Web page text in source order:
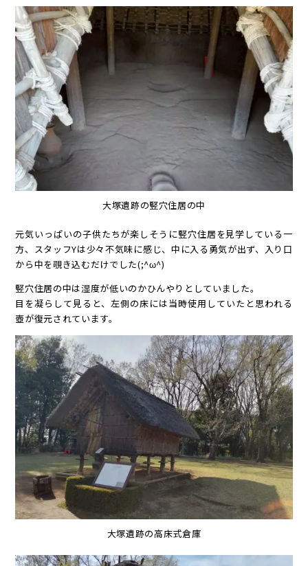
大塚遺跡の竪穴住居の中
元気いっぱいの子供たちが楽しそうに竪穴住居を見学している一
方、スタッフYは少々不気味に感じ、中に入る勇気が出ず、入り口
から中を覗き込むだけでした(;^ω^)
竪穴住居の中は湿度が低いのかひんやりとしていました。
目を凝らして見ると、左側の床には当時使用していたと思われる
壺が復元されています。
大塚遺跡の高床式倉庫